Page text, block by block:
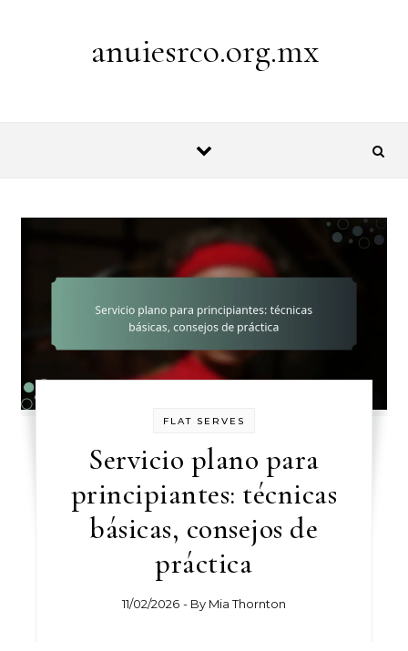
anuiesrco.org.mx
FLAT SERVES
Servicio plano para
principiantes: técnicas
básicas, consejos de
práctica
11/02/2026 - By Mia Thornton